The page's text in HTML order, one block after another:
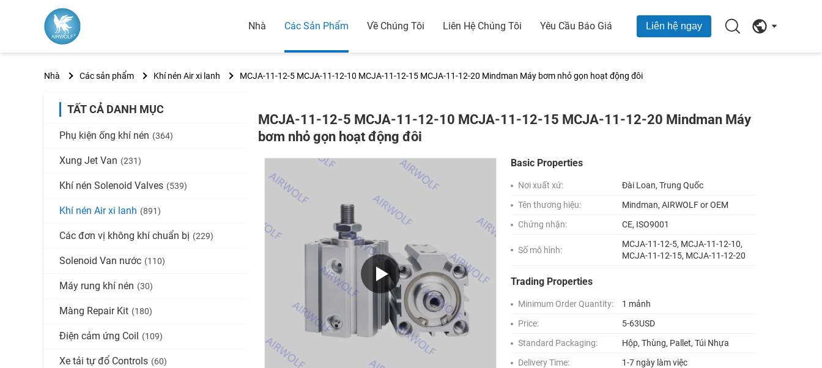
Nhà Các Sản Phẩm Về Chúng Tôi Liên Hệ Chúng Tôi Yêu Cầu Báo Giá Liên hệ ngay
Nhà Các sản phẩm Khí nén Air xi lanh MCJA-11-12-5 MCJA-11-12-10 MCJA-11-12-15 MCJA-11-12-20 Mindman Máy bơm nhỏ gọn hoạt động đôi
TẤT CẢ DANH MỤC
Phụ kiện ống khí nén (364)
Xung Jet Van (231)
Khí nén Solenoid Valves (539)
Khí nén Air xi lanh (891)
Các đơn vị không khí chuẩn bị (229)
Solenoid Van nước (110)
Máy rung khí nén (30)
Màng Repair Kit (180)
Điện cảm ứng Coil (109)
Xe tải tự đổ Controls (60)
MCJA-11-12-5 MCJA-11-12-10 MCJA-11-12-15 MCJA-11-12-20 Mindman Máy
bơm nhỏ gọn hoạt động đôi
Basic Properties
Nơi xuất xứ:
Đài Loan, Trung Quốc
Tên thương hiệu:
Mindman, AIRWOLF or OEM
Chứng nhận:
CE, ISO9001
Số mô hình:
MCJA-11-12-5, MCJA-11-12-10,
MCJA-11-12-15, MCJA-11-12-20
Trading Properties
Minimum Order Quantity:
1 mảnh
Price:
5-63USD
Standard Packaging:
Hộp, Thùng, Pallet, Túi Nhựa
Delivery Time:
1-7 ngày làm việc